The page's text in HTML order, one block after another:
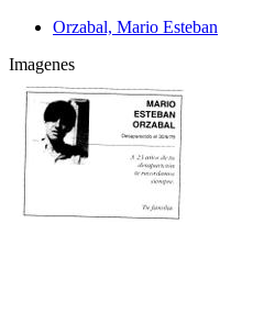
Orzabal, Mario Esteban
Imagenes